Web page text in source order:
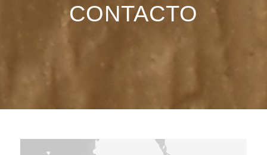
CONTACTO